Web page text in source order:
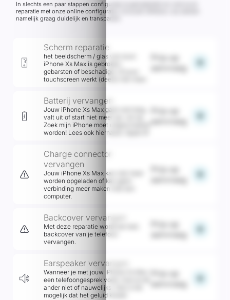
In slechts een paar stappen configureer je gemakkelijk en snel jouw
reparatie met onze online configurator inclusief offertool, wij werken
namelijk graag duidelijk en transparant
Scherm reparatie
het beeldscherm / glas van jouw
iPhone Xs Max is gebroken,
gebarsten of beschadigd. of jouw
touchscreen werkt (deels) niet meer.
aanvraag
add
Batterij vervangen
Jouw iPhone Xs Max gaat snel leeg,
valt uit of start niet meer op. Let op,
Zoek mijn iPhone moet uitgeschakeld
worden! Lees ook hiernaast: Apple IR
aanvraag
add
Charge connector
vervangen
Jouw iPhone Xs Max kan niet meer
worden opgeladen of kan geen
verbinding meer maken met een
computer.
aanvraag
add
Backcover vervangen
Met deze reparatie wordt de hele
backcover van je telefoon
vervangen.
Prijs op
aanvraag
add
Earspeaker vervangen
Wanneer je met jouw iPhone Xs Max
een telefoongesprek voert, hoor je de
ander niet of nauwelijks. Ook is het
mogelijk dat het geluid kraakt.
aanvraag
add